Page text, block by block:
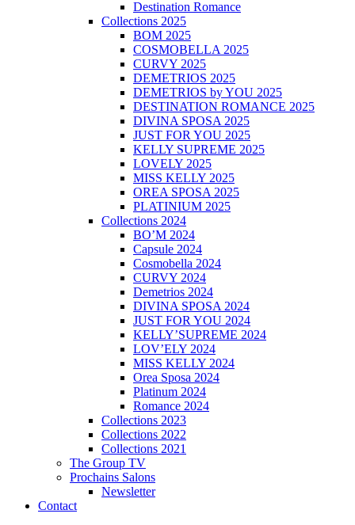
Destination Romance
Collections 2025
BOM 2025
COSMOBELLA 2025
CURVY 2025
DEMETRIOS 2025
DEMETRIOS by YOU 2025
DESTINATION ROMANCE 2025
DIVINA SPOSA 2025
JUST FOR YOU 2025
KELLY SUPREME 2025
LOVELY 2025
MISS KELLY 2025
OREA SPOSA 2025
PLATINIUM 2025
Collections 2024
BO’M 2024
Capsule 2024
Cosmobella 2024
CURVY 2024
Demetrios 2024
DIVINA SPOSA 2024
JUST FOR YOU 2024
KELLY’SUPREME 2024
LOV’ELY 2024
MISS KELLY 2024
Orea Sposa 2024
Platinum 2024
Romance 2024
Collections 2023
Collections 2022
Collections 2021
The Group TV
Prochains Salons
Newsletter
Contact